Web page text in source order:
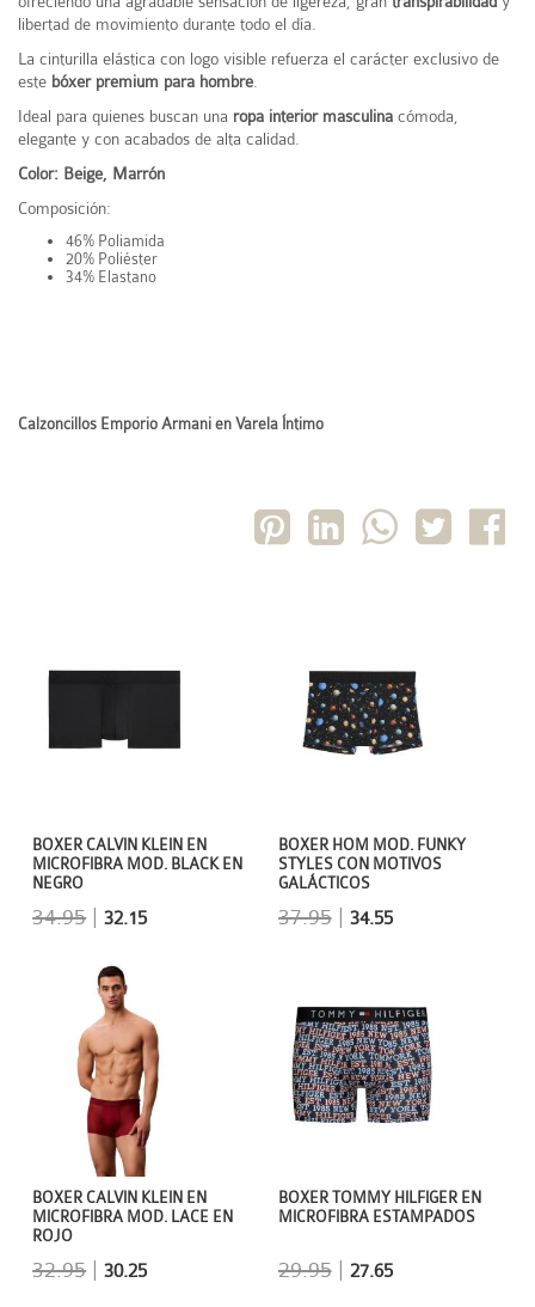
libertad de movimiento durante todo el día.
La cinturilla elástica con logo visible refuerza el carácter exclusivo de
este bóxer premium para hombre.
Ideal para quienes buscan una ropa interior masculina cómoda,
elegante y con acabados de alta calidad.
Color: Beige, Marrón
Composición:
46% Poliamida
20% Poliéster
34% Elastano
Calzoncillos Emporio Armani en Varela Íntimo
BOXER HOM MOD. FUNKY
STYLES CON MOTIVOS
GALÁCTICOS
37.95| 34.55
BOXER CALVIN KLEIN EN
MICROFIBRA MOD. BLACK EN
NEGRO
34.95 |32.15
BOXER TOMMY HILFIGER EN
MICROFIBRA ESTAMPADOS
29.95| 27.65
BOXER CALVIN KLEIN EN
MICROFIBRA MOD. LACE EN
ROJO
32.95 |30.25